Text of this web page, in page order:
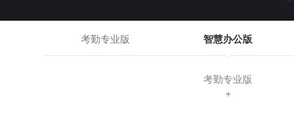
考勤专业版 智慧办公版
考勤专业版
+